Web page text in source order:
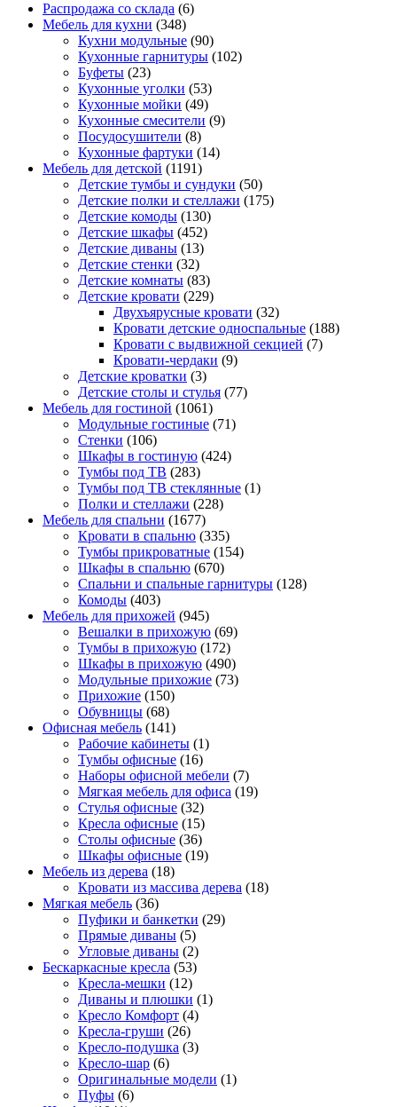
Распродажа со склада (6)
Мебель для кухни (348)
Кухни модульные (90)
Кухонные гарнитуры (102)
Буфеты (23)
Кухонные уголки (53)
Кухонные мойки (49)
Кухонные смесители (9)
Посудосушители (8)
Кухонные фартуки (14)
Мебель для детской (1191)
Детские тумбы и сундуки (50)
Детские полки и стеллажи (175)
Детские комоды (130)
Детские шкафы (452)
Детские диваны (13)
Детские стенки (32)
Детские комнаты (83)
Детские кровати (229)
Двухъярусные кровати (32)
Кровати детские односпальные (188)
Кровати с выдвижной секцией (7)
Кровати-чердаки (9)
Детские кроватки (3)
Детские столы и стулья (77)
Мебель для гостиной (1061)
Модульные гостиные (71)
Стенки (106)
Шкафы в гостиную (424)
Тумбы под ТВ (283)
Тумбы под ТВ стеклянные (1)
Полки и стеллажи (228)
Мебель для спальни (1677)
Кровати в спальню (335)
Тумбы прикроватные (154)
Шкафы в спальню (670)
Спальни и спальные гарнитуры (128)
Комоды (403)
Мебель для прихожей (945)
Вешалки в прихожую (69)
Тумбы в прихожую (172)
Шкафы в прихожую (490)
Модульные прихожие (73)
Прихожие (150)
Обувницы (68)
Офисная мебель (141)
Рабочие кабинеты (1)
Тумбы офисные (16)
Наборы офисной мебели (7)
Мягкая мебель для офиса (19)
Стулья офисные (32)
Кресла офисные (15)
Столы офисные (36)
Шкафы офисные (19)
Мебель из дерева (18)
Кровати из массива дерева (18)
Мягкая мебель (36)
Пуфики и банкетки (29)
Прямые диваны (5)
Угловые диваны (2)
Бескаркасные кресла (53)
Кресла-мешки (12)
Диваны и плюшки (1)
Кресло Комфорт (4)
Кресла-груши (26)
Кресло-подушка (3)
Кресло-шар (6)
Оригинальные модели (1)
Пуфы (6)